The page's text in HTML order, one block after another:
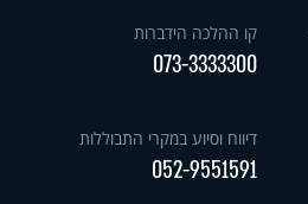
קו ההלכה הידברות
073-3333300
דיווח וסיוע במקרי התבוללות
052-9551591